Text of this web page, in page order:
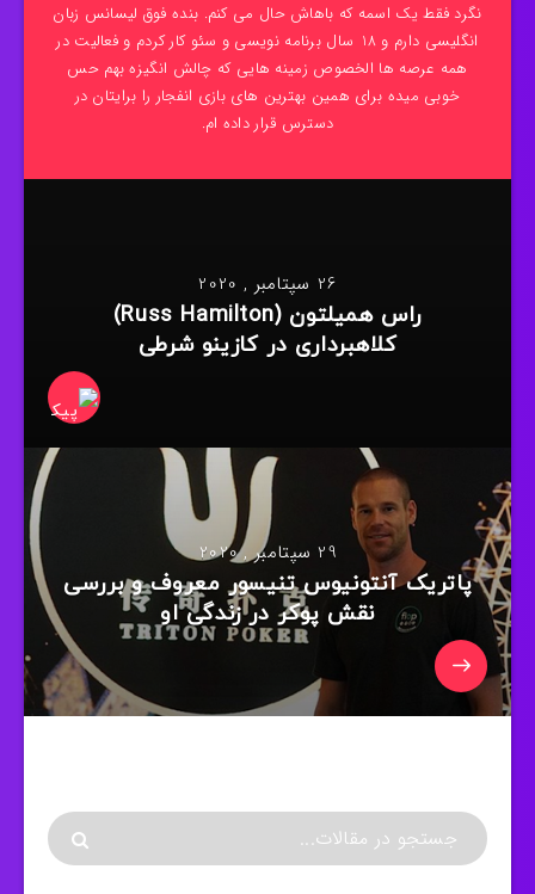
نگرد فقط یک اسمه که باهاش حال می کنم. بنده فوق لیسانس زبان
انگلیسی دارم و 18 سال برنامه نویسی و سئو کار کردم و فعالیت در
همه عرصه ها الخصوص زمینه هایی که چالش انگیزه بهم حس
خوبی میده برای همین بهترین های بازی انفجار را برایتان در
دسترس قرار داده ام.
26 سپتامبر , 2020
راس همیلتون (Russ Hamilton)
کلاهبرداری در کازینو شرطی
29 سپتامبر , 2020
پاتریک آنتونیوس تنیسور معروف و بررسی
نقش پوکر در زندگی او